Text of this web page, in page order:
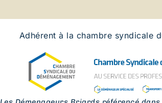
Adhérent à la chambre syndicale